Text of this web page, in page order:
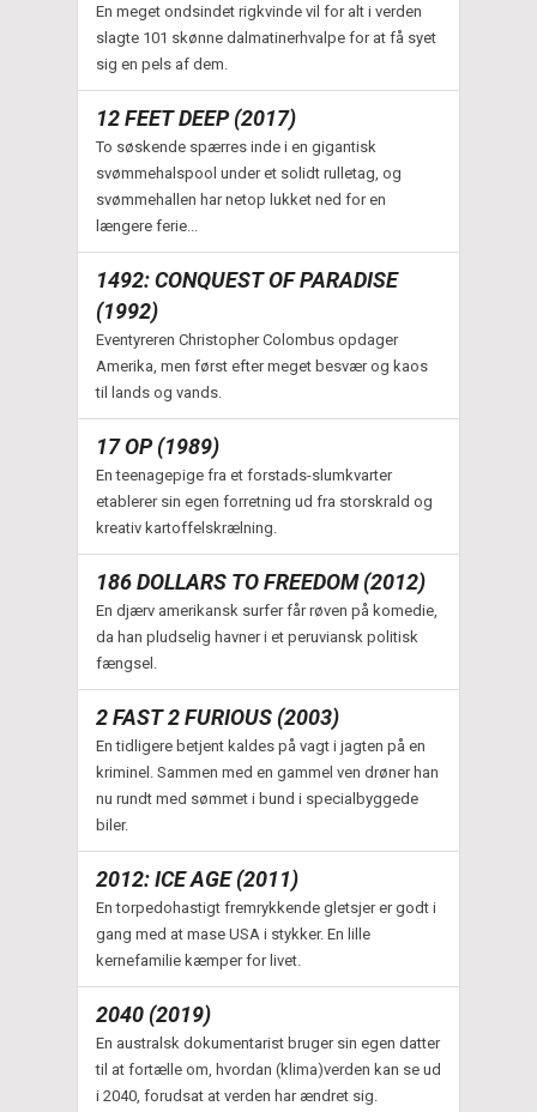
En meget ondsindet rigkvinde vil for alt i verden
slagte 101 skønne dalmatinerhvalpe for at få syet
sig en pels af dem.
12 FEET DEEP (2017)
To søskende spærres inde i en gigantisk
svømmehalspool under et solidt rulletag, og
svømmehallen har netop lukket ned for en
længere ferie...
1492: CONQUEST OF PARADISE
(1992)
Eventyreren Christopher Colombus opdager
Amerika, men først efter meget besvær og kaos
til lands og vands.
17 OP (1989)
En teenagepige fra et forstads-slumkvarter
etablerer sin egen forretning ud fra storskrald og
kreativ kartoffelskrælning.
186 DOLLARS TO FREEDOM (2012)
En djærv amerikansk surfer får røven på komedie,
da han pludselig havner i et peruviansk politisk
fængsel.
2 FAST 2 FURIOUS (2003)
En tidligere betjent kaldes på vagt i jagten på en
kriminel. Sammen med en gammel ven drøner han
nu rundt med sømmet i bund i specialbyggede
biler.
2012: ICE AGE (2011)
En torpedohastigt fremrykkende gletsjer er godt i
gang med at mase USA i stykker. En lille
kernefamilie kæmper for livet.
2040 (2019)
En australsk dokumentarist bruger sin egen datter
til at fortælle om, hvordan (klima)verden kan se ud
i 2040, forudsat at verden har ændret sig.